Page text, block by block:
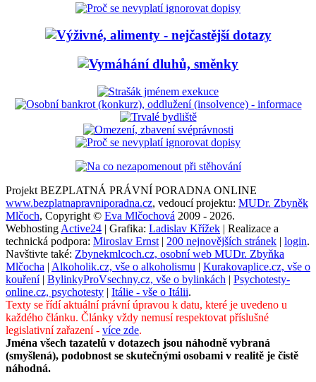
Projekt BEZPLATNÁ PRÁVNÍ PORADNA ONLINE
www.bezplatnapravniporadna.cz, vedoucí projektu: MUDr. Zbyněk
Mlčoch, Copyright © Eva Mlčochová 2009 - 2026.
Webhosting Active24 | Grafika: Ladislav Křížek | Realizace a
technická podpora: Miroslav Ernst | 200 nejnovějších stránek | login.
Navštivte také: Zbynekmlcoch.cz, osobní web MUDr. Zbyňka
Mlčocha | Alkoholik.cz, vše o alkoholismu | Kurakovaplice.cz, vše o
kouření| BylinkyProVsechny.cz, vše o bylinkách | Psychotesty-
online.cz, psychotesty | Itálie - vše o Itálii.
Texty se řídí aktuální právní úpravou k datu, které je uvedeno u
každého článku. Články vždy nemusí respektovat příslušné
legislativní zařazení - více zde.
Jména všech tazatelů v dotazech jsou náhodně vybraná
(smyšlená), podobnost se skutečnými osobami v realitě je čistě
náhodná.